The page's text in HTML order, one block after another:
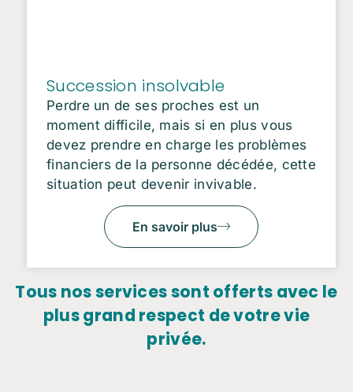
Succession insolvable
Perdre un de ses proches est un
moment difficile, mais si en plus vous
devez prendre en charge les problèmes
financiers de la personne décédée, cette
situation peut devenir invivable.
En savoir plus
Tous nos services sont offerts avec le
plus grand respect de votre vie
privée.